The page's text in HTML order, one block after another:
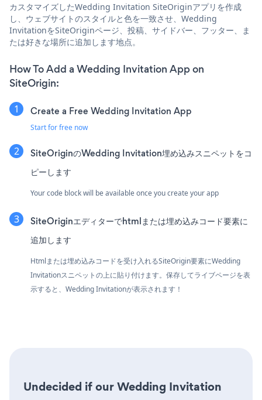
カスタマイズしたWedding Invitation SiteOriginアプリを作成
し、ウェブサイトのスタイルと色を一致させ、Wedding
InvitationをSiteOriginページ、投稿、サイドバー、フッター、ま
たは好きな場所に追加します地点。
How To Add a Wedding Invitation App on
SiteOrigin:
Create a Free Wedding Invitation App
Start for free now
SiteOriginのWedding Invitation埋め込みスニペットをコ
ピーします
Your code block will be available once you create your app
SiteOriginエディターでhtmlまたは埋め込みコード要素に
追加します
Htmlまたは埋め込みコードを受け入れるSiteOrigin要素にWedding
Invitationスニペットの上に貼り付けます。保存してライブページを表
示すると、Wedding Invitationが表示されます！
Undecided if our Wedding Invitation